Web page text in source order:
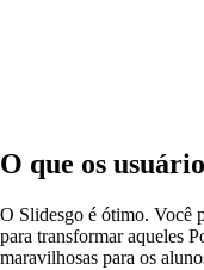
O que os
O Slidesgo é ótimo. Você
para transformar aqueles
maravilhosas para os